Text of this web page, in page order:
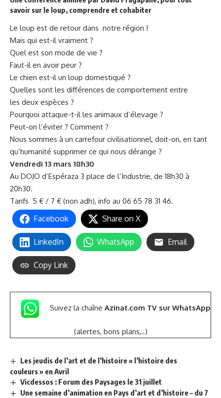
savoir sur le loup, comprendre et cohabiter
Le loup est de retour dans notre région !
Mais qui est-il vraiment ?
Quel est son mode de vie ?
Faut-il en avoir peur ?
Le chien est-il un loup domestiqué ?
Quelles sont les différences de comportement entre
les deux espèces ?
Pourquoi attaque-t-il les animaux d’élevage ?
Peut-on l’éviter ? Comment ?
Nous sommes à un carrefour civilisationnel, doit-on, en tant
qu’humanité supprimer ce qui nous dérange ?
Vendredi 13 mars 18h30
Au DOJO d’Espéraza 3 place de l’Industrie, de 18h30 à
20h30.
Tarifs 5 € / 7 € (non adh), info au 06 65 78 31 46.
Facebook Share on X
LinkedIn WhatsApp Email
Copy Link
Suivez la chaîne Azinat.com TV sur WhatsApp
(alertes, bons plans,..)
Les jeudis de l’art et de l’histoire « l’histoire des
couleurs » en Avril
Vicdessos : Forum des Paysages le 31 juillet
Une semaine d’animation en Pays d’art et d’histoire – du 7